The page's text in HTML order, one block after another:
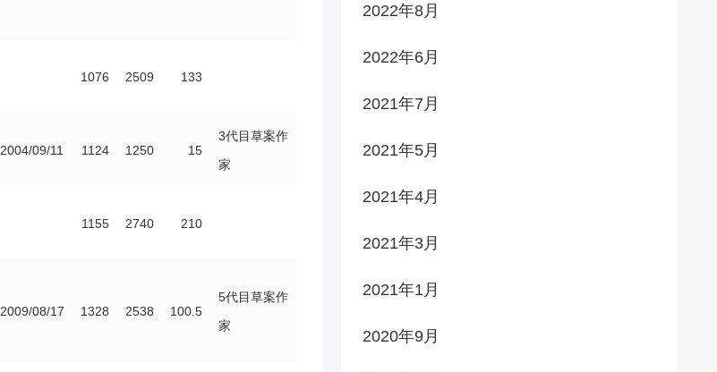
1076 2509 133
2004/09/11 1124 1250 15
3代目草案作
家
1155 2740 210
2009/08/17 1328 2538 100.5
5代目草案作
家
2022年8月
2022年6月
2021年7月
2021年5月
2021年4月
2021年3月
2021年1月
2020年9月